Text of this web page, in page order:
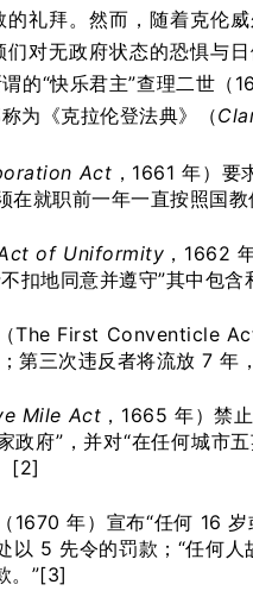
的礼拜。然而，随着克伦
对无政府状态的恐惧与
的“快乐君主”查理二世
为《克拉伦登法典》（
Act ，1661 年）
在就职前一年一直按照国
of Uniformity ，1662
扣地同意并遵守”其中包含
（The First Conventicle
第三次违反者将流放 7 年
Mile Act ，1665 年）禁
政府”，并对“在任何城市
[2]
1670 年）宣布“任何 16
以 5 先令的罚款；“任何
。”[3]